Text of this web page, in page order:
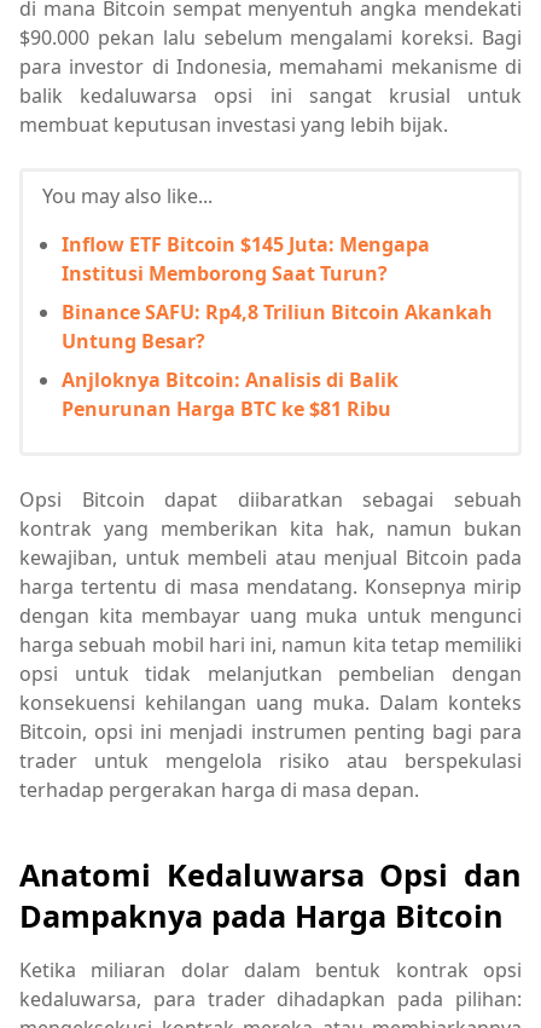
di mana Bitcoin sempat menyentuh angka mendekati
$90.000 pekan lalu sebelum mengalami koreksi. Bagi
para investor di Indonesia, memahami mekanisme di
balik kedaluwarsa opsi ini sangat krusial untuk
membuat keputusan investasi yang lebih bijak.
You may also like...
Inflow ETF Bitcoin $145 Juta: Mengapa
Institusi Memborong Saat Turun?
Binance SAFU: Rp4,8 Triliun Bitcoin Akankah
Untung Besar?
Anjloknya Bitcoin: Analisis di Balik
Penurunan Harga BTC ke $81 Ribu
Opsi Bitcoin dapat diibaratkan sebagai sebuah
kontrak yang memberikan kita hak, namun bukan
kewajiban, untuk membeli atau menjual Bitcoin pada
harga tertentu di masa mendatang. Konsepnya mirip
dengan kita membayar uang muka untuk mengunci
harga sebuah mobil hari ini, namun kita tetap memiliki
opsi untuk tidak melanjutkan pembelian dengan
konsekuensi kehilangan uang muka. Dalam konteks
Bitcoin, opsi ini menjadi instrumen penting bagi para
trader untuk mengelola risiko atau berspekulasi
terhadap pergerakan harga di masa depan.
Anatomi Kedaluwarsa Opsi dan
Dampaknya pada Harga Bitcoin
Ketika miliaran dolar dalam bentuk kontrak opsi
kedaluwarsa, para trader dihadapkan pada pilihan: